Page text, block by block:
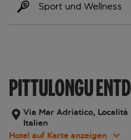
Sport und Wellness
PITTULONGU
Via Mar Adriatico,
Italien
Hotel auf Karte anzeigen